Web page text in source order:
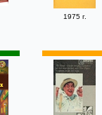
1975 г.